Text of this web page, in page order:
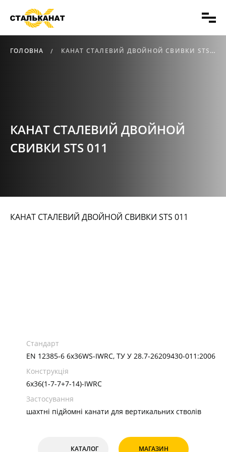
ГОЛОВНА КАНАТ СТАЛЕВИЙ ДВОЙНОЙ СВИВКИ STS 011
КАНАТ СТАЛЕВИЙ ДВОЙНОЙ
СВИВКИ STS 011
КАНАТ СТАЛЕВИЙ ДВОЙНОЙ СВИВКИ STS 011
Стандарт
EN 12385-6 6x36WS-IWRC, ТУ У 28.7-26209430-011:2006
Конструкція
6х36(1-7-7+7-14)-IWRC
Застосування
шахтні підйомні канати для вертикальних стволів
КАТАЛОГ МАГАЗИН